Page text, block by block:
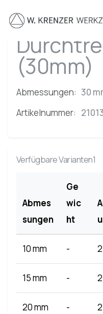
(30mm)
Abmessungen: 30
Artikelnummer:
Verfügbare Varianten1
Abmes
sungen
Ge
wic
ht
10 mm -
15 mm -
20 mm -